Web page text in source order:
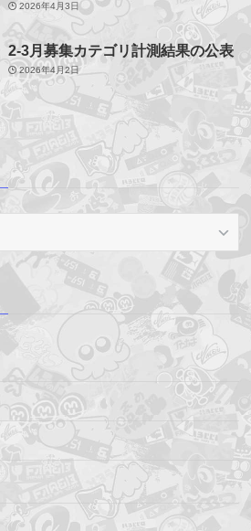
2026年4月3日
2-3月募集カテゴリ計測結果の公表
2026年4月2日